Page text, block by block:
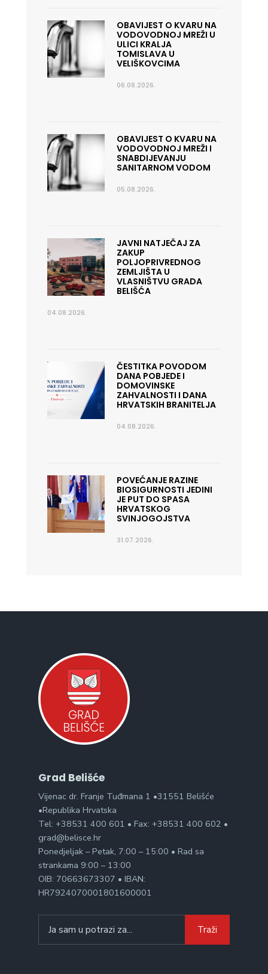
OBAVIJEST O KVARU NA
VODOVODNOJ MREŽI U
ULICI KRALJA
TOMISLAVA U
VELIŠKOVCIMA
06.08.2026.
OBAVIJEST O KVARU NA
VODOVODNOJ MREŽI I
SNABDIJEVANJU
SANITARNOM VODOM
05.08.2026.
JAVNI NATJEČAJ ZA
ZAKUP
POLJOPRIVREDNOG
ZEMLJIŠTA U
VLASNIŠTVU GRADA
BELIŠĆA
04.08.2026.
ČESTITKA POVODOM
DANA POBJEDE I
DOMOVINSKE
ZAHVALNOSTI I DANA
HRVATSKIH BRANITELJA
04.08.2026.
POVEĆANJE RAZINE
BIOSIGURNOSTI JEDINI
JE PUT DO SPASA
HRVATSKOG
SVINJOGOJSTVA
31.07.2026.
Grad Belišće
Vijenac dr. Franje Tuđmana 1 •31551 Belišće
•Republika Hrvatska
Tel: +38531 400 601 • Fax: +38531 400 602 •
grad@belisce.hr
Ponedjeljak – Petak, 7:00 – 15:00 • Rad sa
strankama 9:00 – 13:00
OIB: 70663673307 • IBAN:
HR7924070001801600001
for:
Traži